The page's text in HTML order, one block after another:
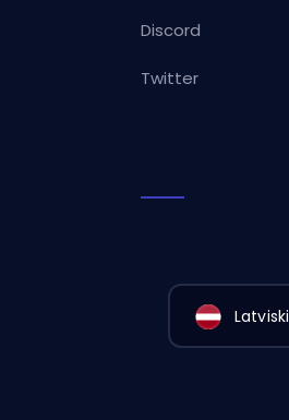
Discord
Twitter
Latviski